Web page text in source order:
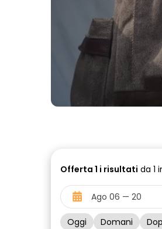
Offerta 1 i risultati da 1
Oggi Domani